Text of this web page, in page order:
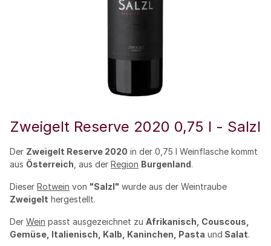
Zweigelt Reserve 2020 0,75 l - Salzl
Der Zweigelt Reserve 2020 in der 0,75 l Weinflasche kommt
aus Österreich , aus der Region Burgenland.
Dieser Rotwein von "Salzl" wurde aus der Weintraube
Zweigelt hergestellt.
Der Wein passt ausgezeichnet zu Afrikanisch, Couscous,
Gemüse, Italienisch, Kalb, Kaninchen, Pasta und Salat.